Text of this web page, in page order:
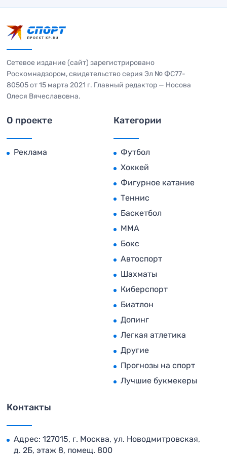
Сетевое издание (сайт) зарегистрировано
Роскомнадзором, свидетельство серия Эл № ФС77-
80505 от 15 марта 2021 г. Главный редактор — Носова
Олеся Вячеславовна.
О проекте
Реклама
Категории
Футбол
Хоккей
Фигурное катание
Теннис
Баскетбол
MMA
Бокс
Автоспорт
Шахматы
Киберспорт
Биатлон
Допинг
Легкая атлетика
Другие
Прогнозы на спорт
Лучшие букмекеры
Контакты
Адрес: 127015, г. Москва, ул. Новодмитровская,
д. 2Б, этаж 8, помещ. 800